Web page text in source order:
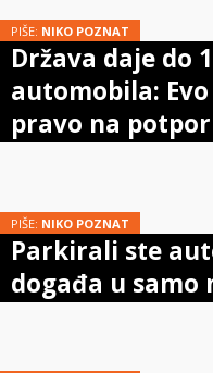
PIŠE: NIKO POZNAT
Država daje do
automobila:
pravo na
PIŠE: NIKO POZNAT
Parkirali ste
događa u samo